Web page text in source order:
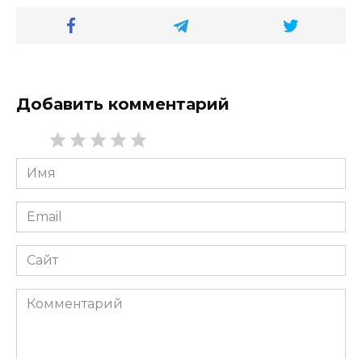
Добавить комментарий
Имя
*
Email
*
Сайт
Комментарий